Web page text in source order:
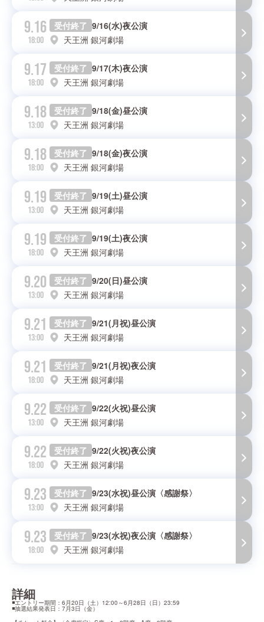
9.16
18:00
受付終了 9/16(水)夜公演
天王洲 銀河劇場
9.17
18:00
受付終了 9/17(木)夜公演
天王洲 銀河劇場
9.18
13:00
受付終了 9/18(金)昼公演
天王洲 銀河劇場
9.18
18:00
受付終了 9/18(金)夜公演
天王洲 銀河劇場
9.19
13:00
受付終了 9/19(土)昼公演
天王洲 銀河劇場
9.19
18:00
受付終了 9/19(土)夜公演
天王洲 銀河劇場
9.20
13:00
受付終了 9/20(日)昼公演
天王洲 銀河劇場
9.21
13:00
受付終了 9/21(月祝)昼公演
天王洲 銀河劇場
9.21
18:00
受付終了 9/21(月祝)夜公演
天王洲 銀河劇場
9.22
13:00
受付終了 9/22(火祝)昼公演
天王洲 銀河劇場
9.22
18:00
受付終了 9/22(火祝)夜公演
天王洲 銀河劇場
9.23
13:00
受付終了 9/23(水祝)昼公演〈感謝祭〉
天王洲 銀河劇場
9.23
18:00
受付終了 9/23(水祝)夜公演〈感謝祭〉
天王洲 銀河劇場
詳細
◾️エントリー期間：6月20日（土）12:00～6月28日（日）23:59
◾️抽選結果発表日：7月3日（金）